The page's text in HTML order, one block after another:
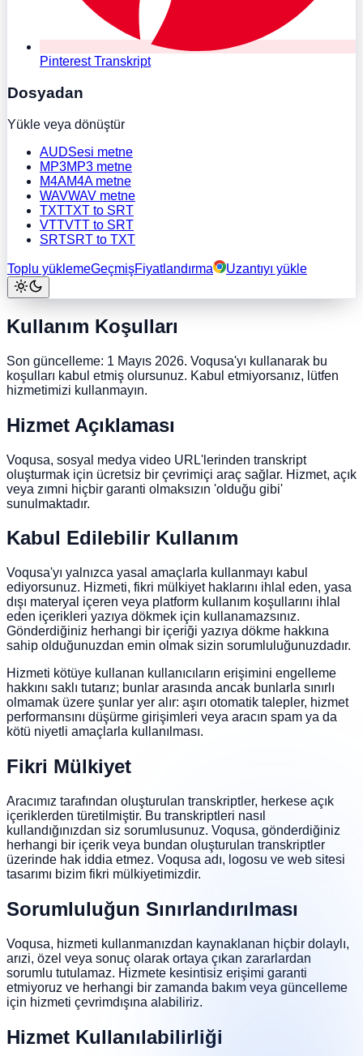
Pinterest Transkript
Dosyadan
Yükle veya dönüştür
AUDSesi metne
MP3MP3 metne
M4AM4A metne
WAVWAV metne
TXTTXT to SRT
VTTVTT to SRT
SRTSRT to TXT
Toplu yüklemeGeçmişFiyatlandırma Uzantıyı yükle
Kullanım Koşulları
Son güncelleme: 1 Mayıs 2026. Voqusa'yı kullanarak bu
koşulları kabul etmiş olursunuz. Kabul etmiyorsanız, lütfen
hizmetimizi kullanmayın.
Hizmet Açıklaması
Voqusa, sosyal medya video URL'lerinden transkript
oluşturmak için ücretsiz bir çevrimiçi araç sağlar. Hizmet, açık
veya zımni hiçbir garanti olmaksızın 'olduğu gibi'
sunulmaktadır.
Kabul Edilebilir Kullanım
Voqusa'yı yalnızca yasal amaçlarla kullanmayı kabul
ediyorsunuz. Hizmeti, fikri mülkiyet haklarını ihlal eden, yasa
dışı materyal içeren veya platform kullanım koşullarını ihlal
eden içerikleri yazıya dökmek için kullanamazsınız.
Gönderdiğiniz herhangi bir içeriği yazıya dökme hakkına
sahip olduğunuzdan emin olmak sizin sorumluluğunuzdadır.
Hizmeti kötüye kullanan kullanıcıların erişimini engelleme
hakkını saklı tutarız; bunlar arasında ancak bunlarla sınırlı
olmamak üzere şunlar yer alır: aşırı otomatik talepler, hizmet
performansını düşürme girişimleri veya aracın spam ya da
kötü niyetli amaçlarla kullanılması.
Fikri Mülkiyet
Aracımız tarafından oluşturulan transkriptler, herkese açık
içeriklerden türetilmiştir. Bu transkriptleri nasıl
kullandığınızdan siz sorumlusunuz. Voqusa, gönderdiğiniz
herhangi bir içerik veya bundan oluşturulan transkriptler
üzerinde hak iddia etmez. Voqusa adı, logosu ve web sitesi
tasarımı bizim fikri mülkiyetimizdir.
Sorumluluğun Sınırlandırılması
Voqusa, hizmeti kullanmanızdan kaynaklanan hiçbir dolaylı,
arızi, özel veya sonuç olarak ortaya çıkan zararlardan
sorumlu tutulamaz. Hizmete kesintisiz erişimi garanti
etmiyoruz ve herhangi bir zamanda bakım veya güncelleme
için hizmeti çevrimdışına alabiliriz.
Hizmet Kullanılabilirliği